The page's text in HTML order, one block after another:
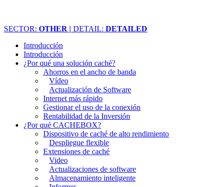
SECTOR: OTHER | DETAIL: DETAILED
Introducción
Introducción
¿Por qué una solución caché?
Ahorros en el ancho de banda
Vídeo
Actualización de Software
Internet más rápido
Gestionar el uso de la conexión
Rentabilidad de la Inversión
¿Por qué CACHEBOX?
Dispositivo de caché de alto rendimiento
Despliegue flexible
Extensiones de caché
Video
Actualizaciones de software
Almacenamiento inteligente